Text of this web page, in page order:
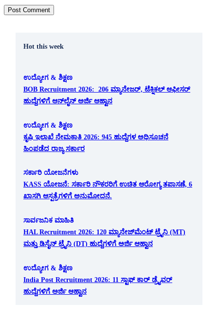
Hot this week
ಉದ್ಯೋಗ & ಶಿಕ್ಷಣ
BOB Recruitment 2026: 206 ಮ್ಯಾನೇಜರ್, ಟೆಕ್ನಿಕಲ್ ಆಫೀಸರ್
ಹುದ್ದೆಗಳಿಗೆ ಆನ್‌ಲೈನ್ ಅರ್ಜಿ ಆಹ್ವಾನ
ಉದ್ಯೋಗ & ಶಿಕ್ಷಣ
ಕೃಷಿ ಇಲಾಖೆ ನೇಮಕಾತಿ 2026: 945 ಹುದ್ದೆಗಳ ಅಧಿಸೂಚನೆ
ಹಿಂಪಡೆದ ರಾಜ್ಯ ಸರ್ಕಾರ
ಸರ್ಕಾರಿ ಯೋಜನೆಗಳು
KASS ಯೋಜನೆ: ಸರ್ಕಾರಿ ನೌಕರರಿಗೆ ಉಚಿತ ಆರೋಗ್ಯ ತಪಾಸಣೆ, 6
ಖಾಸಗಿ ಆಸ್ಪತ್ರೆಗಳಿಗೆ ಅನುಮೋದನೆ.
ಸಾರ್ವಜನಿಕ ಮಾಹಿತಿ
HAL Recruitment 2026: 120 ಮ್ಯಾನೇಜ್‌ಮೆಂಟ್ ಟ್ರೈನಿ (MT)
ಮತ್ತು ಡಿಸೈನ್ ಟ್ರೈನಿ (DT) ಹುದ್ದೆಗಳಿಗೆ ಅರ್ಜಿ ಆಹ್ವಾನ
ಉದ್ಯೋಗ & ಶಿಕ್ಷಣ
India Post Recruitment 2026: 11 ಸ್ಟಾಫ್ ಕಾರ್ ಡ್ರೈವರ್
ಹುದ್ದೆಗಳಿಗೆ ಅರ್ಜಿ ಆಹ್ವಾನ